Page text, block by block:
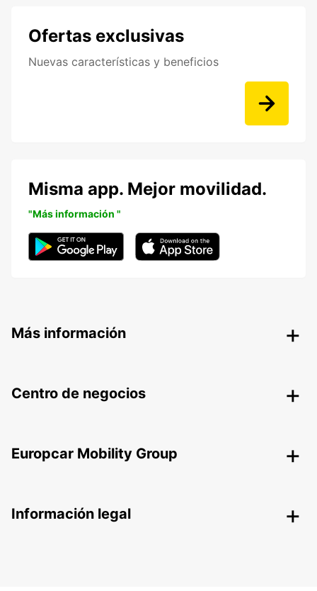
Ofertas exclusivas
Nuevas características y beneficios
Misma app. Mejor movilidad.
"Más información "
Más información
Centro de negocios
Europcar Mobility Group
Información legal